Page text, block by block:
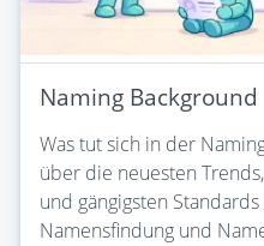
Naming Background
Was tut sich in der
über die neuesten
und gängigsten
Namensfindung und